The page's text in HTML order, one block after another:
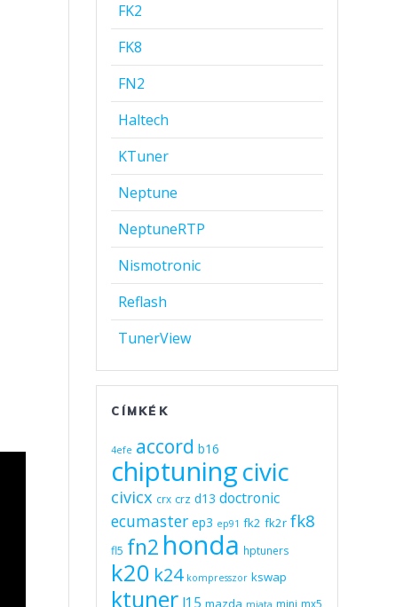
FK2
FK8
FN2
Haltech
KTuner
Neptune
NeptuneRTP
Nismotronic
Reflash
TunerView
CÍMKÉK
4efe accord b16
chiptuningcivic
civicx crx crz d13 doctronic
ecumaster ep3 ep91 fk2 fk2r fk8
fl5 fn2 honda hptuners
k20 k24 kompresszor kswap
ktuner l15 mazda miata mini mx5